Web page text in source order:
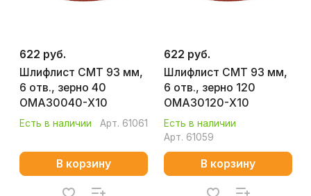
622 руб.
Шлифлист CMT 93 мм,
6 отв., зерно 40
ОМА30040-Х10
Есть в наличии Арт. 61061
В корзину
622 руб.
Шлифлист CMT 93 мм,
6 отв., зерно 120
ОМА30120-Х10
Есть в наличии
Арт. 61059
В корзину